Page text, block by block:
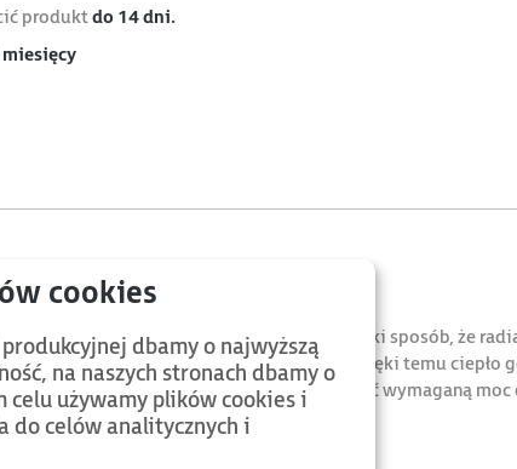
produktdo 14 dni.
Pozwala na zabudowę przemiennika w taki sposób, że
elektroniczna pozostają wewnątrz. Dzięki temu ciepło
wewnątrz szafy i pozwala zmniejszyć wymaganą
dbamy o najwyższą
na naszych stronach dbamy o
celu używamy plików cookies i
do celów analitycznych i